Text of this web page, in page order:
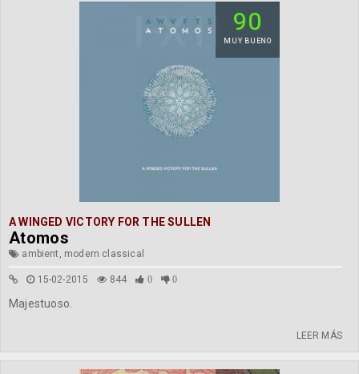
90
MUY BUENO
A WINGED VICTORY FOR THE SULLEN
Atomos
ambient, modern classical
15-02-2015 844 0 0
Majestuoso.
LEER MÁS